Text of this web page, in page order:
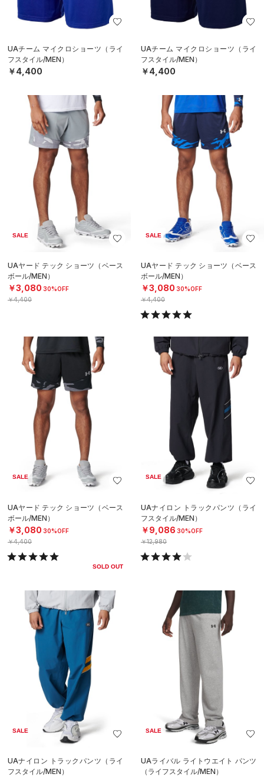
UAチーム マイクロショーツ（ライ
フスタイル/MEN）
￥4,400
UAチーム マイクロショーツ（ライ
フスタイル/MEN）
￥4,400
SALE
UAヤード テック ショーツ（ベース
ボール/MEN）
￥3,080 30%OFF
￥4,400
SALE
UAヤード テック ショーツ（ベース
ボール/MEN）
￥3,080 30%OFF
￥4,400
SALE
UAヤード テック ショーツ（ベース
ボール/MEN）
￥3,080 30%OFF
￥4,400
SOLD OUT
SALE
UAナイロン トラックパンツ（ライ
フスタイル/MEN）
￥9,086 30%OFF
￥12,980
SALE
UAナイロン トラックパンツ（ライ
フスタイル/MEN）
SALE
UAライバル ライトウエイト パンツ
（ライフスタイル/MEN）